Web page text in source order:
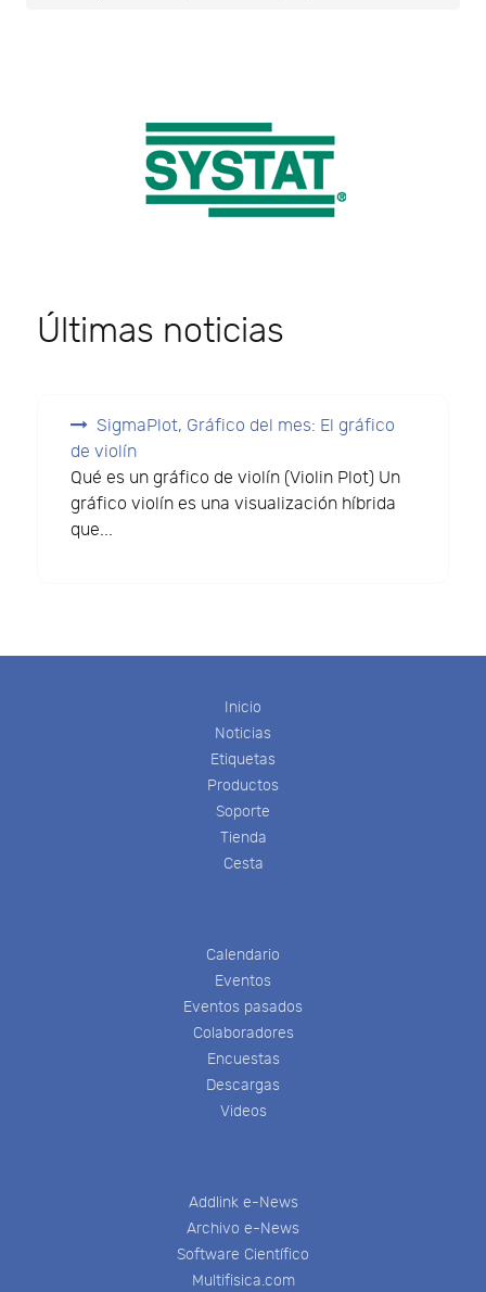
Últimas noticias
SigmaPlot, Gráfico del mes: El gráfico
de violín
Qué es un gráfico de violín (Violin Plot) Un
gráfico violín es una visualización híbrida
que...
Inicio
Noticias
Etiquetas
Productos
Soporte
Tienda
Cesta
Calendario
Eventos
Eventos pasados
Colaboradores
Encuestas
Descargas
Videos
Addlink e-News
Archivo e-News
Software Científico
Multifisica.com